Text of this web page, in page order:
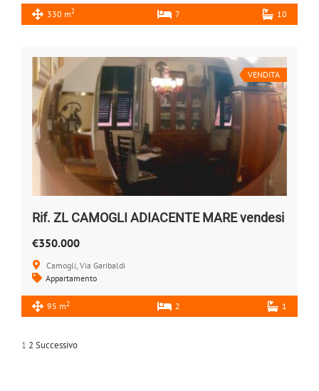
330 m2 7 10
VENDITA
Rif. ZL CAMOGLI ADIACENTE MARE vendesi
€350.000
Camogli, Via Garibaldi
Appartamento
95 m2 2 1
1 2 Successivo